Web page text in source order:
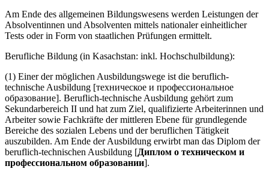
Am Ende des allgemeinen Bildungswesens werden Leistungen der
Absolventinnen und Absolventen mittels nationaler einheitlicher
Tests oder in Form von staatlichen Prüfungen ermittelt.
Berufliche Bildung (in Kasachstan: inkl. Hochschulbildung):
(1) Einer der möglichen Ausbildungswege ist die beruflich-
technische Ausbildung [техническое и профессиональное
образование]. Beruflich-technische Ausbildung gehört zum
Sekundarbereich II und hat zum Ziel, qualifizierte Arbeiterinnen und
Arbeiter sowie Fachkräfte der mittleren Ebene für grundlegende
Bereiche des sozialen Lebens und der beruflichen Tätigkeit
auszubilden. Am Ende der Ausbildung erwirbt man das Diplom der
beruflich-technischen Ausbildung [Диплом о техническом и
профессиональном образовании].